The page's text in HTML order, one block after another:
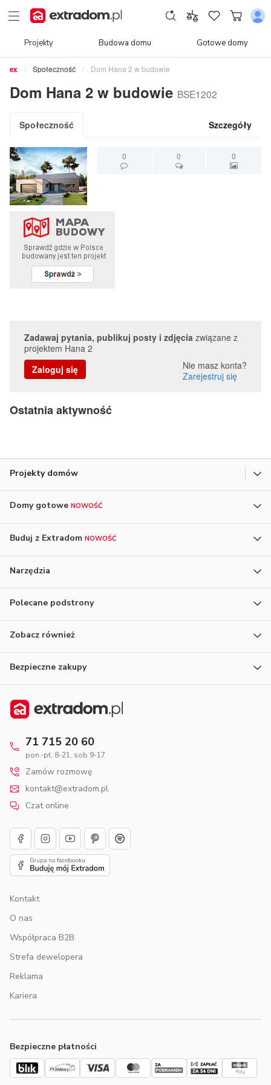
Projekty Budowa domu Gotowe domy
Społeczność Dom Hana 2 w budowie
Dom Hana 2 w budowie BSE1202
Społeczność Szczegóły
0 0 0
Zadawaj pytania, publikuj posty i zdjęcia związane z
projektem Hana 2
Zaloguj się
Nie masz konta?
Zarejestruj się
Ostatnia aktywność
Projekty domów
Domy gotowe NOWOŚĆ
Buduj z Extradom NOWOŚĆ
Narzędzia
Polecane podstrony
Zobacz również
Bezpieczne zakupy
71 715 20 60
pon.-pt. 8-21, sob 9-17
Zamów rozmowę
kontakt@extradom.pl
Czat online
Kontakt
O nas
Współpraca B2B
Strefa dewelopera
Reklama
Kariera
Bezpieczne płatności